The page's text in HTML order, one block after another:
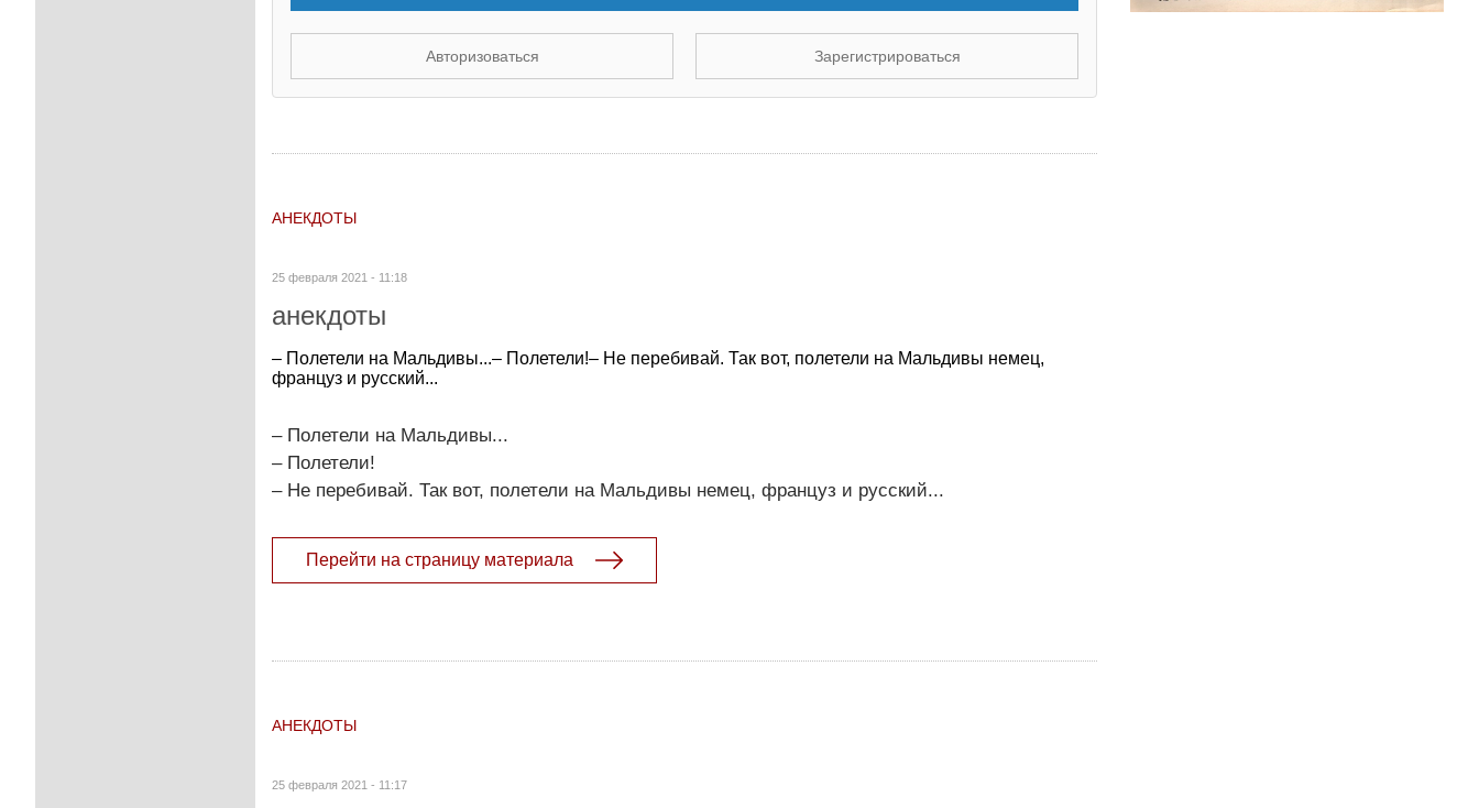
Авторизоваться Зарегистрироваться
АНЕКДОТЫ
25 февраля 2021 - 11:18
анекдоты
– Полетели на Мальдивы...– Полетели!– Не перебивай. Так вот, полетели на Мальдивы немец,
француз и русский...
– Полетели на Мальдивы...
– Полетели!
– Не перебивай. Так вот, полетели на Мальдивы немец, француз и русский...
Перейти на страницу материала
АНЕКДОТЫ
25 февраля 2021 - 11:17